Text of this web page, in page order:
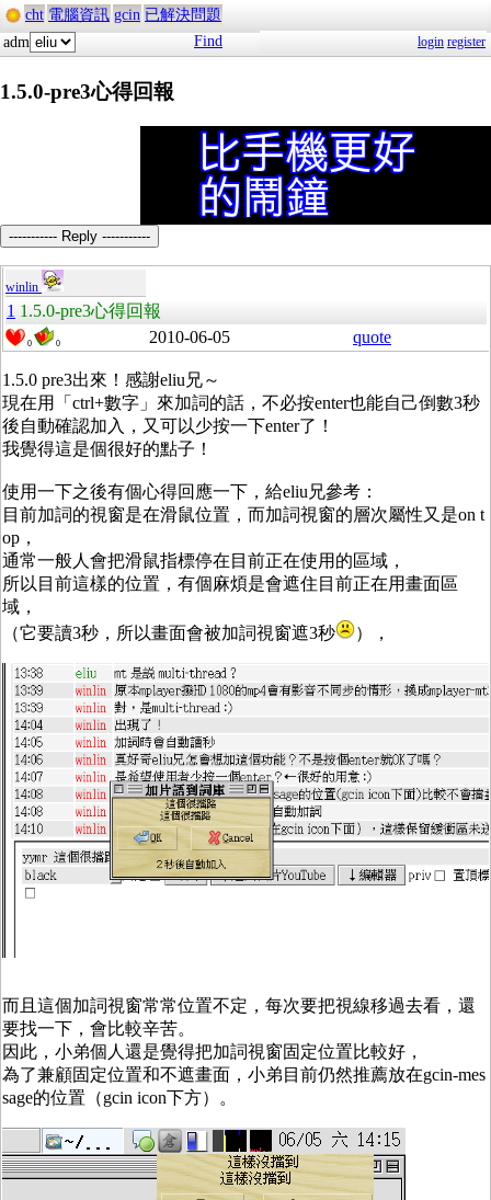
cht 電腦資訊 gcin 已解決問題
adm
Find login register
1.5.0-pre3心得回報
----------- Reply -----------
winlin
1 1.5.0-pre3心得回報
0 0 2010-06-05 quote
1.5.0 pre3出來！感謝eliu兄～
現在用「ctrl+數字」來加詞的話，不必按enter也能自己倒數3秒
後自動確認加入，又可以少按一下enter了！
我覺得這是個很好的點子！
使用一下之後有個心得回應一下，給eliu兄參考：
目前加詞的視窗是在滑鼠位置，而加詞視窗的層次屬性又是on t
op，
通常一般人會把滑鼠指標停在目前正在使用的區域，
所以目前這樣的位置，有個麻煩是會遮住目前正在用畫面區
域，
（它要讀3秒，所以畫面會被加詞視窗遮3秒
），
而且這個加詞視窗常常位置不定，每次要把視線移過去看，還
要找一下，會比較辛苦。
因此，小弟個人還是覺得把加詞視窗固定位置比較好，
為了兼顧固定位置和不遮畫面，小弟目前仍然推薦放在gcin-mes
sage的位置（gcin icon下方）。